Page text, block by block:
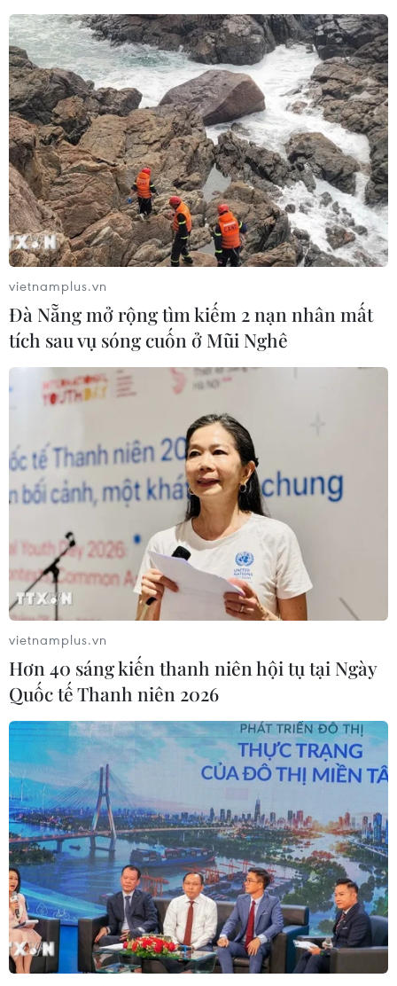
TIN CÙNG CHUYÊN MỤC
Hàn Quốc và Đài Loan lần đầu tiên
vượt Nhật Bản về kim ngạch xuất
khẩu
09/08/2026 14:15
Bão Dolphin đổ bộ Trung Quốc,
hàng trăm nghìn người phải sơ tán
09/08/2026 14:11
vietnamplus.vn
Đà Nẵng mở rộng tìm kiếm 2 nạn nhân mất
tích sau vụ sóng cuốn ở Mũi Nghê
vietnamplus.vn
Hơn 40 sáng kiến thanh niên hội tụ tại Ngày
Quốc tế Thanh niên 2026